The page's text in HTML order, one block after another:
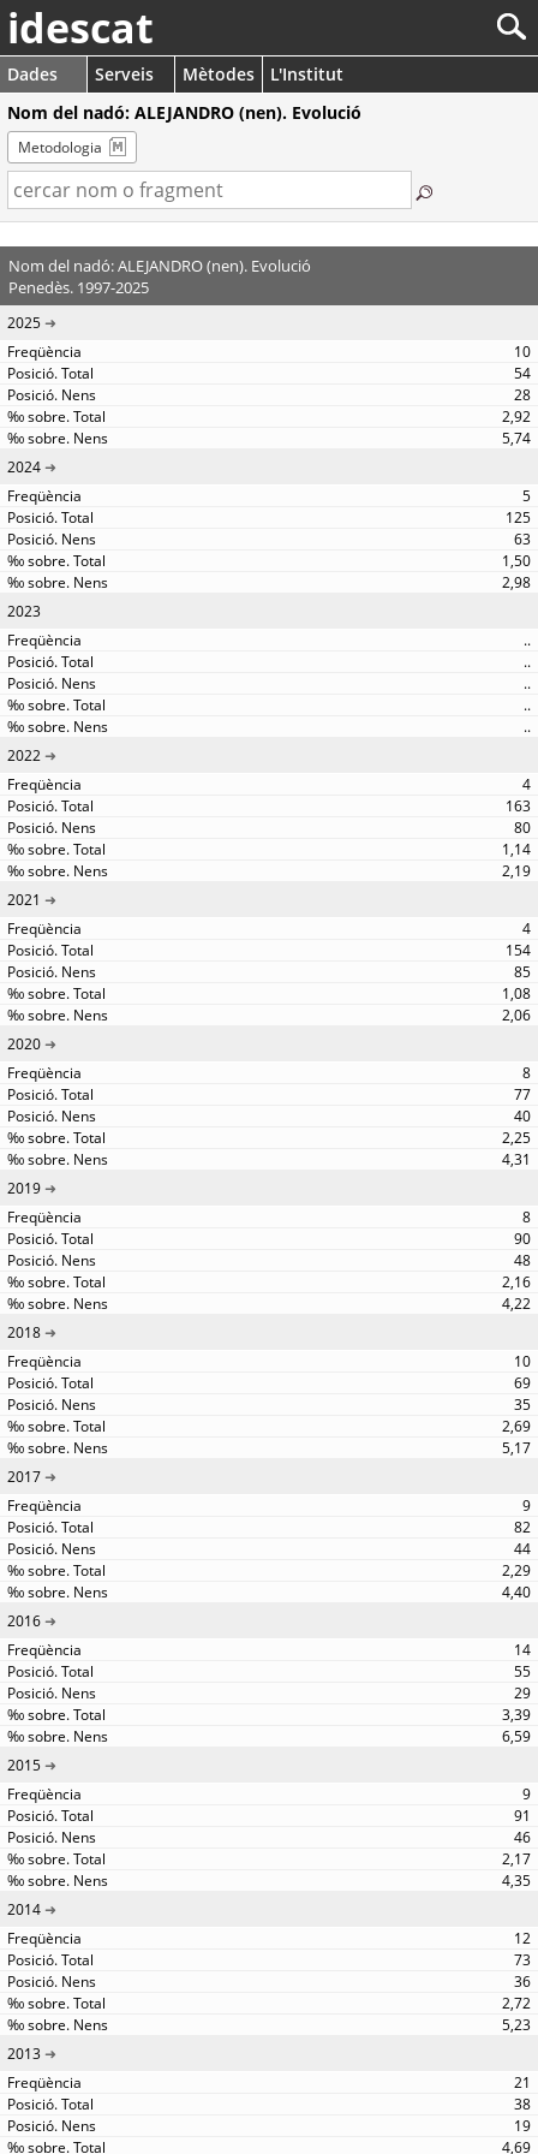
idescat
Dades Serveis Mètodes
L'Institut
Nom del nadó: ALEJANDRO (nen). Evolució
Metodologia
Nom del nadó: ALEJANDRO (nen). Evolució
Penedès. 1997-2025
2025
10
54
28
2,92
5,74
2024
5
125
63
1,50
2,98
2023
..
..
..
..
..
2022
4
163
80
1,14
2,19
2021
4
154
85
1,08
2,06
2020
8
77
40
2,25
4,31
2019
8
90
48
2,16
4,22
2018
10
69
35
2,69
5,17
2017
9
82
44
2,29
4,40
2016
14
55
29
3,39
6,59
2015
9
91
46
2,17
4,35
2014
12
73
36
2,72
5,23
2013
21
38
19
4,69